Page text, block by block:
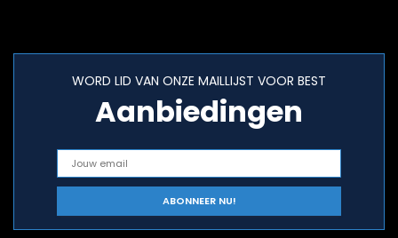
WORD LID VAN ONZE MAILLIJST VOOR BEST
Aanbiedingen